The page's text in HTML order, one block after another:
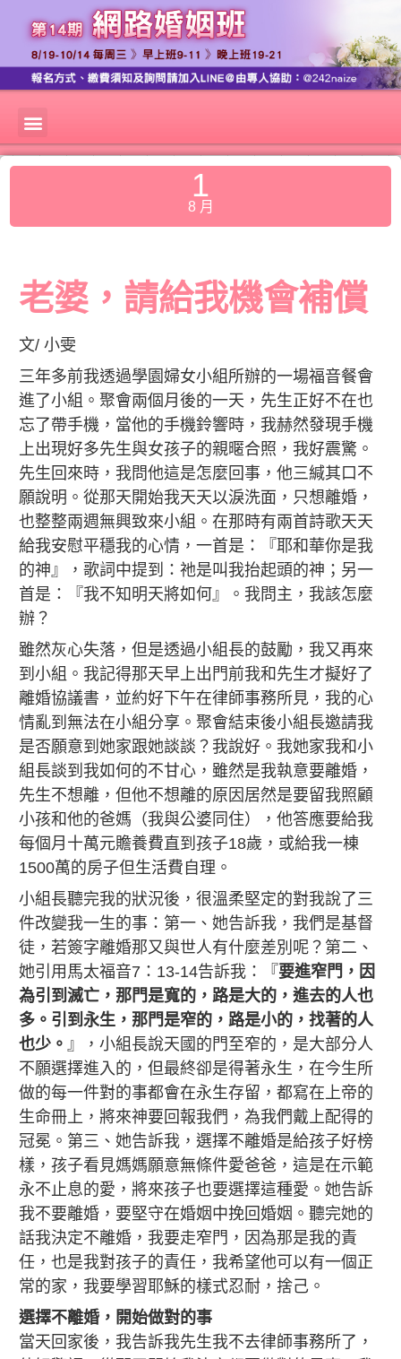
1
8 月
老婆，請給我機會補償
文/ 小雯
三年多前我透過學園婦女小組所辦的一場福音餐會
進了小組。聚會兩個月後的一天，先生正好不在也
忘了帶手機，當他的手機鈴響時，我赫然發現手機
上出現好多先生與女孩子的親暱合照，我好震驚。
先生回來時，我問他這是怎麼回事，他三緘其口不
願說明。從那天開始我天天以淚洗面，只想離婚，
也整整兩週無興致來小組。在那時有兩首詩歌天天
給我安慰平穩我的心情，一首是：『耶和華你是我
的神』，歌詞中提到：祂是叫我抬起頭的神；另一
首是：『我不知明天將如何』。我問主，我該怎麼
辦？
雖然灰心失落，但是透過小組長的鼓勵，我又再來
到小組。我記得那天早上出門前我和先生才擬好了
離婚協議書，並約好下午在律師事務所見，我的心
情亂到無法在小組分享。聚會結束後小組長邀請我
是否願意到她家跟她談談？我說好。我她家我和小
組長談到我如何的不甘心，雖然是我執意要離婚，
先生不想離，但他不想離的原因居然是要留我照顧
小孩和他的爸媽（我與公婆同住），他答應要給我
每個月十萬元贍養費直到孩子18歲，或給我一棟
1500萬的房子但生活費自理。
小組長聽完我的狀況後，很溫柔堅定的對我說了三
件改變我一生的事：第一、她告訴我，我們是基督
徒，若簽字離婚那又與世人有什麼差別呢？第二、
她引用馬太福音7：13-14告訴我：『 要進窄門，因
為引到滅亡，那門是寬的，路是大的，進去的人也
多。引到永生，那門是窄的，路是小的，找著的人
也少。 』，小組長說天國的門至窄的，是大部分人
不願選擇進入的，但最終卻是得著永生，在今生所
做的每一件對的事都會在永生存留，都寫在上帝的
生命冊上，將來神要回報我們，為我們戴上配得的
冠冕。第三、她告訴我，選擇不離婚是給孩子好榜
樣，孩子看見媽媽願意無條件愛爸爸，這是在示範
永不止息的愛，將來孩子也要選擇這種愛。她告訴
我不要離婚，要堅守在婚姻中挽回婚姻。聽完她的
話我決定不離婚，我要走窄門，因為那是我的責
任，也是我對孩子的責任，我希望他可以有一個正
常的家，我要學習耶穌的樣式忍耐，捨己。
選擇不離婚，開始做對的事
當天回家後，我告訴我先生我不去律師事務所了，